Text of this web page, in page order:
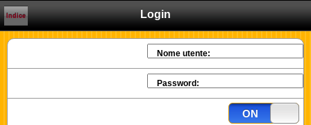
Login
Indice
Nome utente:
Password:
ON